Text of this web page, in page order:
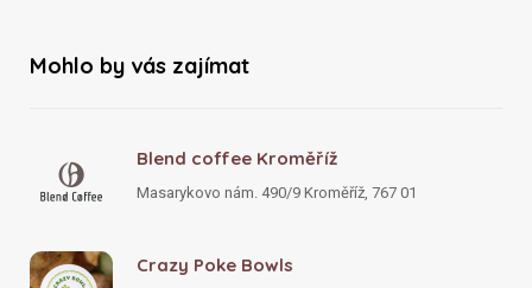
Mohlo by vás zajímat
Blend coffee Kroměříž
Masarykovo nám. 490/9 Kroměříž, 767 01
Crazy Poke Bowls